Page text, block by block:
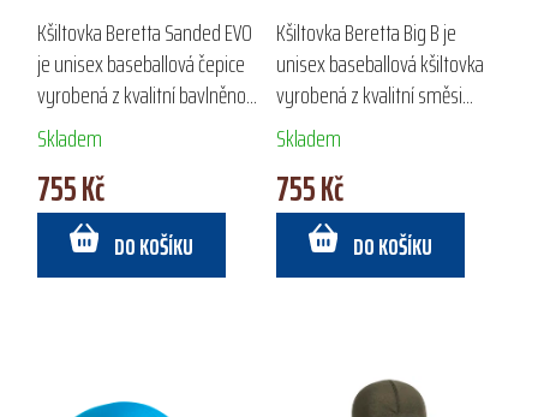
EVO
Kšiltovka Beretta Sanded EVO
je unisex baseballová čepice
vyrobená z kvalitní bavlněno-
polyesterové směsi, ideální
pro outdoorové aktivity.
Disponuje 3D vyšívaným
logem Beretta,...
Skladem
755 Kč
DO KOŠÍKU
Kšiltovka Beretta Big B je
unisex baseballová kšiltovka
vyrobená z kvalitní směsi
bavlny a polyesteru, ideální
pro outdoorové aktivity a
volný čas. Díky pásku pro
absorpci potu...
Skladem
755 Kč
DO KOŠÍKU